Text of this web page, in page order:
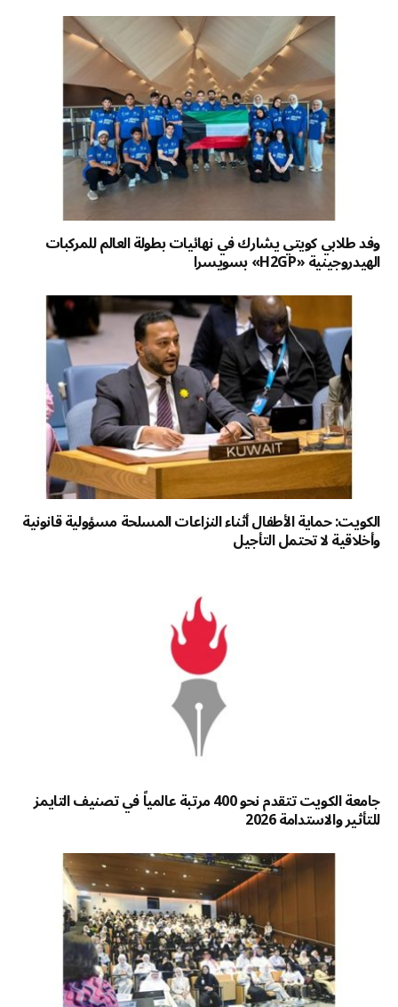
وفد طلابي كويتي يشارك في نهائيات بطولة العالم للمركبات
الهيدروجينية «H2GP» بسويسرا
الكويت: حماية الأطفال أثناء النزاعات المسلحة مسؤولية قانونية
وأخلاقية لا تحتمل التأجيل
جامعة الكويت تتقدم نحو 400 مرتبة عالمياً في تصنيف التايمز
للتأثير والاستدامة 2026